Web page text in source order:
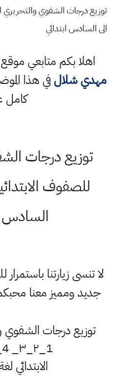
توزيع درجات الشفوي والتحريري
الى السادس ابتدائي
اهلا بكم متابعي
مهدي شلالفي هذا
كامل
توزيع درجات
للصفوف
السادس
لا تنسى زيارتنا
جديد ومميز معنا
توزيع درجات
1_٢_٣_ 4__5__6
الابتدائي